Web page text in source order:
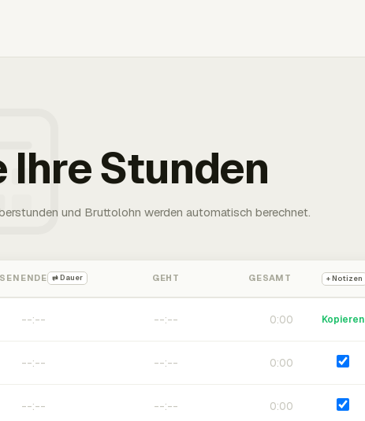
Ihre Stunden
und Bruttolohn werden automatisch berechnet.
⇄ Dauer GEHT GESAMT + Notizen
0:00 Kopieren
0:00
0:00